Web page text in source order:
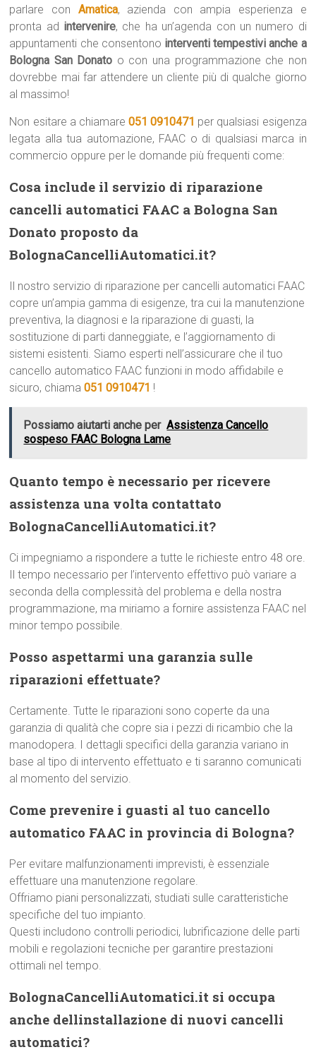
parlare con Amatica, azienda con ampia esperienza e
pronta ad intervenire, che ha un’agenda con un numero di
appuntamenti che consentono interventi tempestivi anche a
Bologna San Donato o con una programmazione che non
dovrebbe mai far attendere un cliente più di qualche giorno
al massimo!
Non esitare a chiamare 051 0910471 per qualsiasi esigenza
legata alla tua automazione, FAAC o di qualsiasi marca in
commercio oppure per le domande più frequenti come:
Cosa include il servizio di riparazione
cancelli automatici FAAC a Bologna San
Donato proposto da
BolognaCancelliAutomatici.it?
Il nostro servizio di riparazione per cancelli automatici FAAC
copre un’ampia gamma di esigenze, tra cui la manutenzione
preventiva, la diagnosi e la riparazione di guasti, la
sostituzione di parti danneggiate, e l’aggiornamento di
sistemi esistenti. Siamo esperti nell’assicurare che il tuo
cancello automatico FAAC funzioni in modo affidabile e
sicuro, chiama051 0910471 !
Possiamo aiutarti anche per Assistenza Cancello
sospeso FAAC Bologna Lame
Quanto tempo è necessario per ricevere
assistenza una volta contattato
BolognaCancelliAutomatici.it?
Ci impegniamo a rispondere a tutte le richieste entro 48 ore.
Il tempo necessario per l’intervento effettivo può variare a
seconda della complessità del problema e della nostra
programmazione, ma miriamo a fornire assistenza FAAC nel
minor tempo possibile.
Posso aspettarmi una garanzia sulle
riparazioni effettuate?
Certamente. Tutte le riparazioni sono coperte da una
garanzia di qualità che copre sia i pezzi di ricambio che la
manodopera. I dettagli specifici della garanzia variano in
base al tipo di intervento effettuato e ti saranno comunicati
al momento del servizio.
Come prevenire i guasti al tuo cancello
automatico FAAC in provincia di Bologna?
Per evitare malfunzionamenti imprevisti, è essenziale
effettuare una manutenzione regolare.
Offriamo piani personalizzati, studiati sulle caratteristiche
specifiche del tuo impianto.
Questi includono controlli periodici, lubrificazione delle parti
mobili e regolazioni tecniche per garantire prestazioni
ottimali nel tempo.
BolognaCancelliAutomatici.it si occupa
anche dellinstallazione di nuovi cancelli
automatici?